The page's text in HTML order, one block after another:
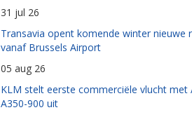
31 jul 26
Transavia opent komende winter nieuwe
vanaf Brussels Airport
05 aug 26
KLM stelt eerste commerciële vlucht met
A350-900 uit